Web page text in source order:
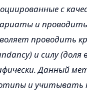
с
и
проводить
и силу
Данный
и учитывать